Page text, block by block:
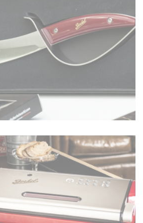
EN SAVOIR PLUS
EN SAVOIR PLUS